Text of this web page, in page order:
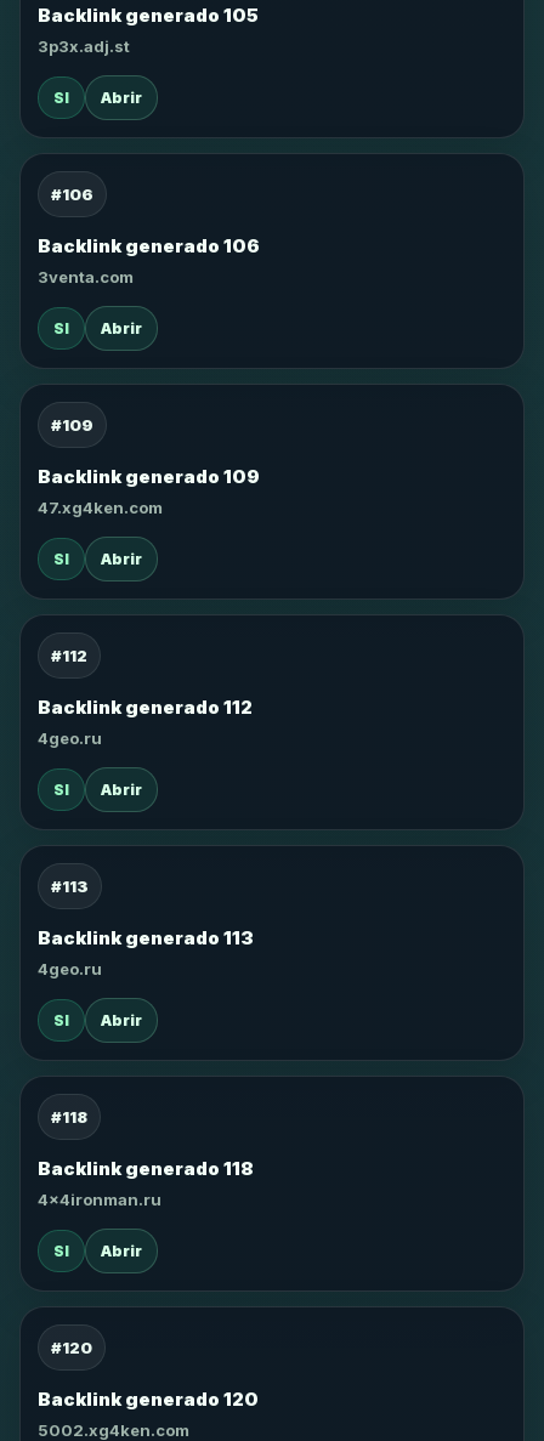
Backlink generado 105
3p3x.adj.st
SI Abrir
#106
Backlink generado 106
3venta.com
SI Abrir
#109
Backlink generado 109
47.xg4ken.com
SI Abrir
#112
Backlink generado 112
4geo.ru
SI Abrir
#113
Backlink generado 113
4geo.ru
SI Abrir
#118
Backlink generado 118
4x4ironman.ru
SI Abrir
#120
Backlink generado 120
5002.xg4ken.com